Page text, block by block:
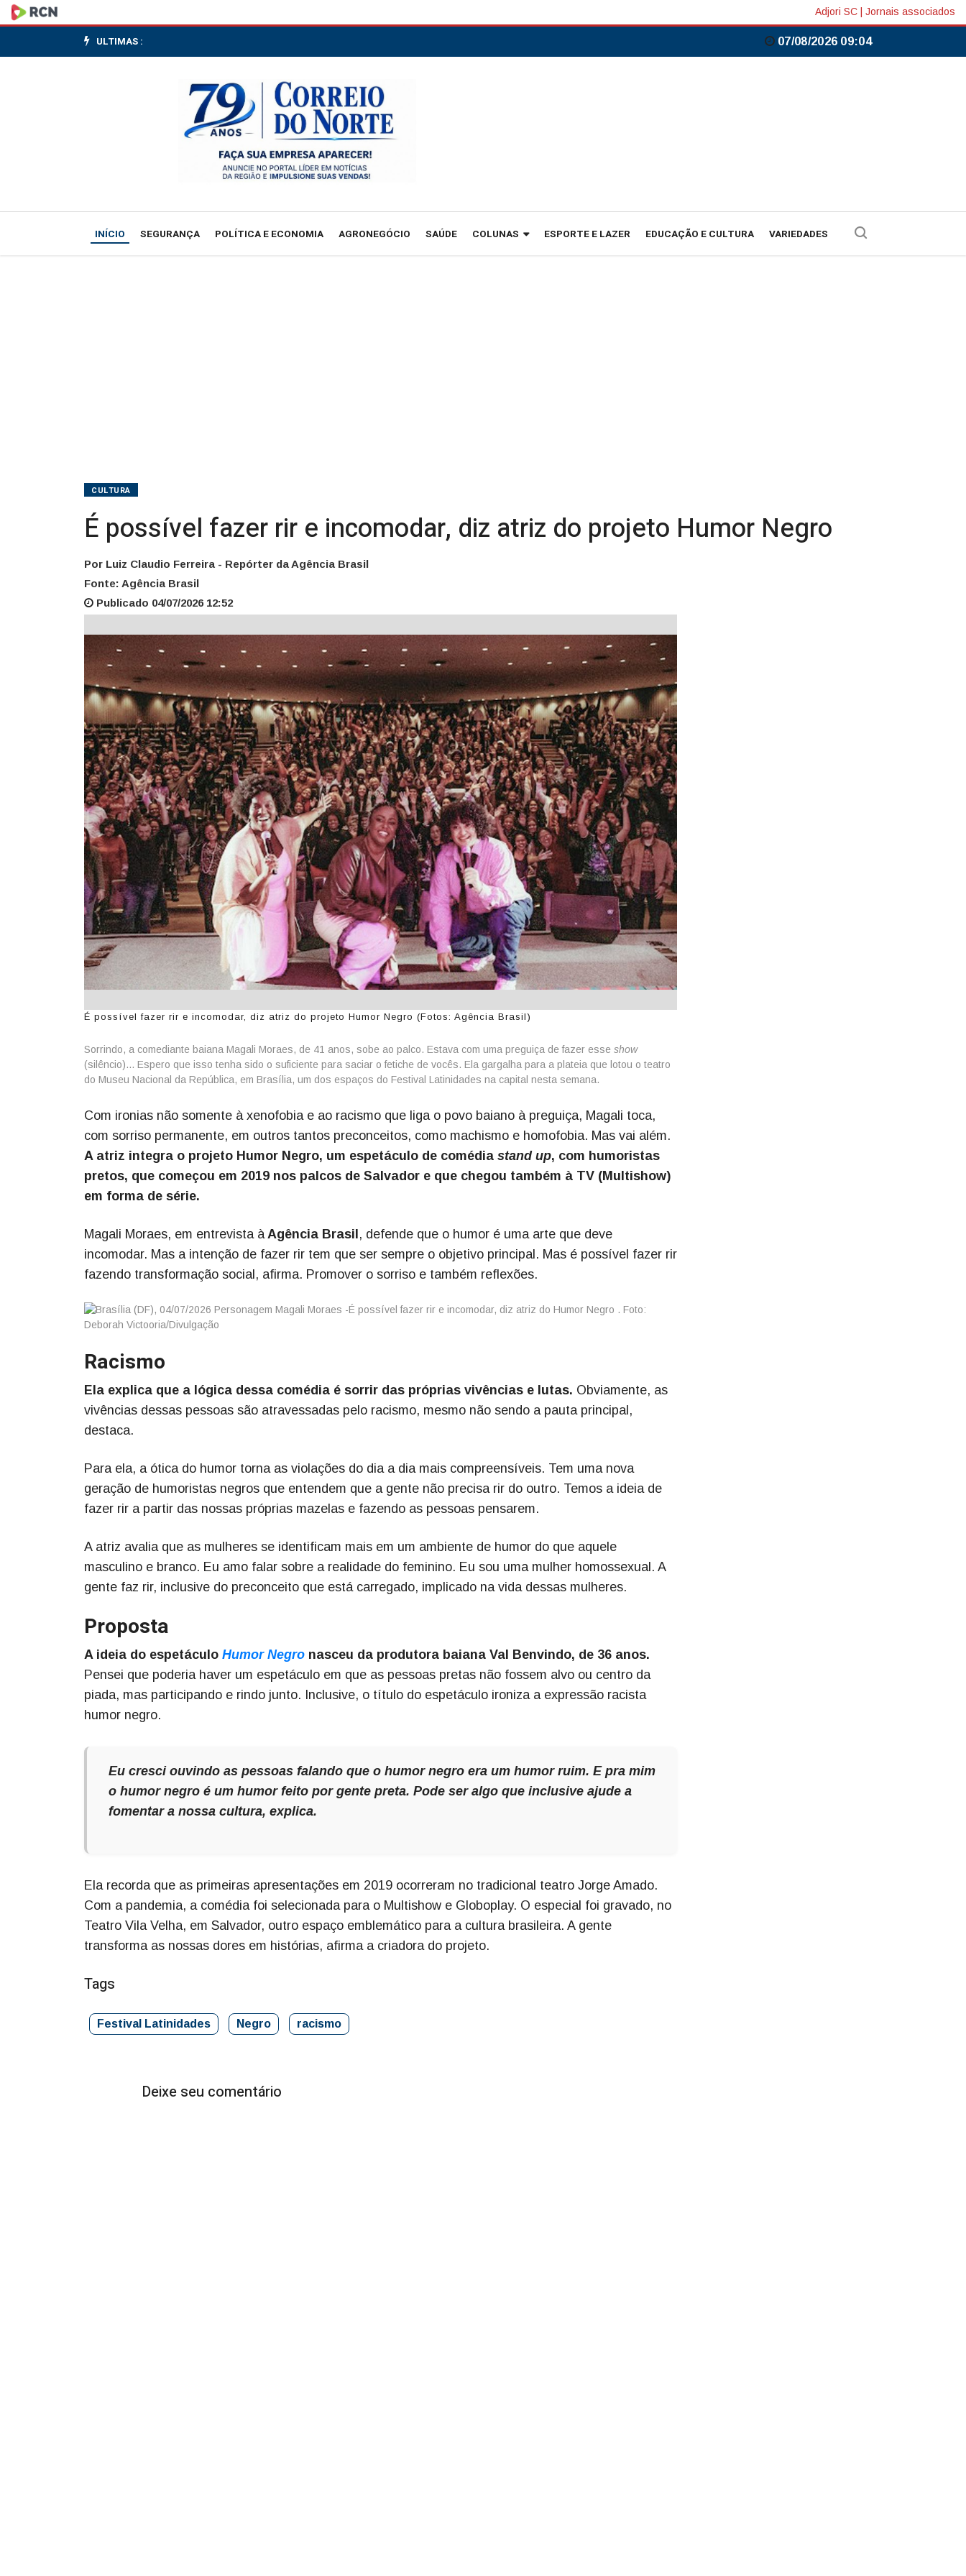
É
possível
diz
Adjori SC Jornais associados
ULTIMAS : 07/08/2026 09:04
INÍCIO SEGURANÇA POLÍTICA E ECONOMIA AGRONEGÓCIO SAÚDE COLUNAS ESPORTE E LAZER EDUCAÇÃO E CULTURA VARIEDADES
CULTURA
É possível fazer rir e incomodar, diz atriz do projeto Humor Negro
Por Luiz Claudio Ferreira - Repórter da Agência Brasil
Fonte: Agência Brasil
Publicado 04/07/2026 12:52
É possível fazer rir e incomodar, diz atriz do projeto Humor Negro (Fotos: Agência Brasil)
Sorrindo, a comediante baiana Magali Moraes, de 41 anos, sobe ao palco. Estava com uma preguiça de fazer esse show
(silêncio)... Espero que isso tenha sido o suficiente para saciar o fetiche de vocês. Ela gargalha para a plateia que lotou o teatro
do Museu Nacional da República, em Brasília, um dos espaços do Festival Latinidades na capital nesta semana.
Com ironias não somente à xenofobia e ao racismo que liga o povo baiano à preguiça, Magali toca,
com sorriso permanente, em outros tantos preconceitos, como machismo e homofobia. Mas vai além.
A atriz integra o projeto Humor Negro, um espetáculo de comédia stand up, com humoristas
pretos, que começou em 2019 nos palcos de Salvador e que chegou também à TV (Multishow)
em forma de série.
Magali Moraes, em entrevista à Agência Brasil, defende que o humor é uma arte que deve
incomodar. Mas a intenção de fazer rir tem que ser sempre o objetivo principal. Mas é possível fazer rir
fazendo transformação social, afirma. Promover o sorriso e também reflexões.
Racismo
Ela explica que a lógica dessa comédia é sorrir das próprias vivências e lutas. Obviamente, as
vivências dessas pessoas são atravessadas pelo racismo, mesmo não sendo a pauta principal,
destaca.
Para ela, a ótica do humor torna as violações do dia a dia mais compreensíveis. Tem uma nova
geração de humoristas negros que entendem que a gente não precisa rir do outro. Temos a ideia de
fazer rir a partir das nossas próprias mazelas e fazendo as pessoas pensarem.
A atriz avalia que as mulheres se identificam mais em um ambiente de humor do que aquele
masculino e branco. Eu amo falar sobre a realidade do feminino. Eu sou uma mulher homossexual. A
gente faz rir, inclusive do preconceito que está carregado, implicado na vida dessas mulheres.
Proposta
A ideia do espetáculo Humor Negro nasceu da produtora baiana Val Benvindo, de 36 anos.
Pensei que poderia haver um espetáculo em que as pessoas pretas não fossem alvo ou centro da
piada, mas participando e rindo junto. Inclusive, o título do espetáculo ironiza a expressão racista
humor negro.
Eu cresci ouvindo as pessoas falando que o humor negro era um humor ruim. E pra mim
o humor negro é um humor feito por gente preta. Pode ser algo que inclusive ajude a
fomentar a nossa cultura, explica.
Ela recorda que as primeiras apresentações em 2019 ocorreram no tradicional teatro Jorge Amado.
Com a pandemia, a comédia foi selecionada para o Multishow e Globoplay. O especial foi gravado, no
Teatro Vila Velha, em Salvador, outro espaço emblemático para a cultura brasileira. A gente
transforma as nossas dores em histórias, afirma a criadora do projeto.
Tags
Festival Latinidades Negro racismo
Deixe seu comentário